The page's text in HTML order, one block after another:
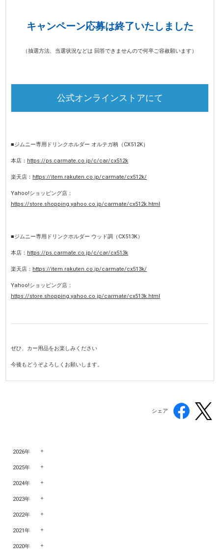
キャンペーン応募は終了いたしました
（抽選方法、当選状況などは 回答できませんので何卒ご容赦願います）
公式オンラインストアにて
■ジムニー専用ドリンクホルダー オルテガ柄（CX512K）
本店： https://ps.carmate.co.jp/c/car/cx512k
楽天店： https://item.rakuten.co.jp/carmate/cx512k/
Yahoo!ショッピング店：
https://store.shopping.yahoo.co.jp/carmate/cx512k.html
■ジムニー専用ドリンクホルダー ウッド調（CX513K）
本店： https://ps.carmate.co.jp/c/car/cx513k
楽天店： https://item.rakuten.co.jp/carmate/cx513k/
Yahoo!ショッピング店：
https://store.shopping.yahoo.co.jp/carmate/cx513k.html
ぜひ、カー用品をお楽しみください
今後もどうぞよろしくお願いします。
シェア
2026年
2025年
2024年
2023年
2022年
2021年
2020年